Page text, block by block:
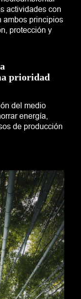
actividades con
ambos principios
protección y
prioridad
del medio
energía,
de producción